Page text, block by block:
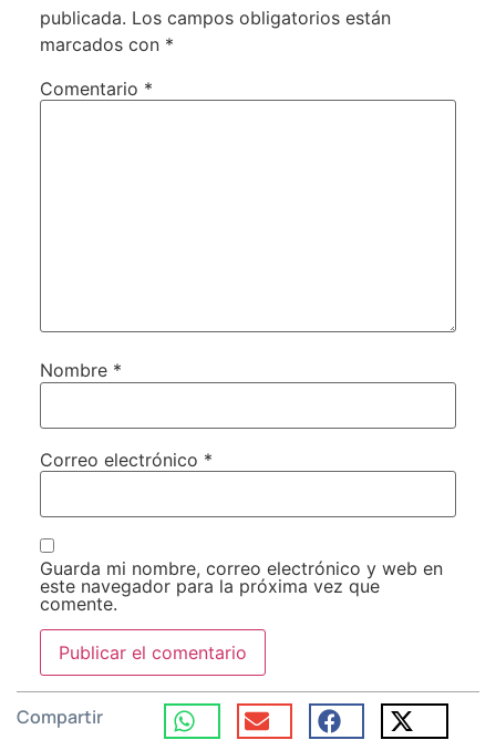
publicada. Los campos obligatorios están
marcados con *
Comentario *
Nombre *
Correo electrónico *
Guarda mi nombre, correo electrónico y web en
este navegador para la próxima vez que
comente.
Compartir